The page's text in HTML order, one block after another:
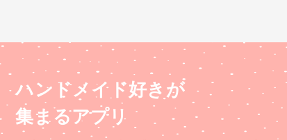
ハンドメイド好きが
集まるアプリ